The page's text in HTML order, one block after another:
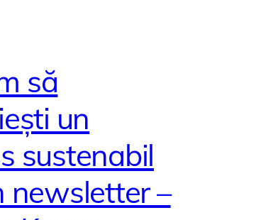
să
un
sustenabil
newsletter –